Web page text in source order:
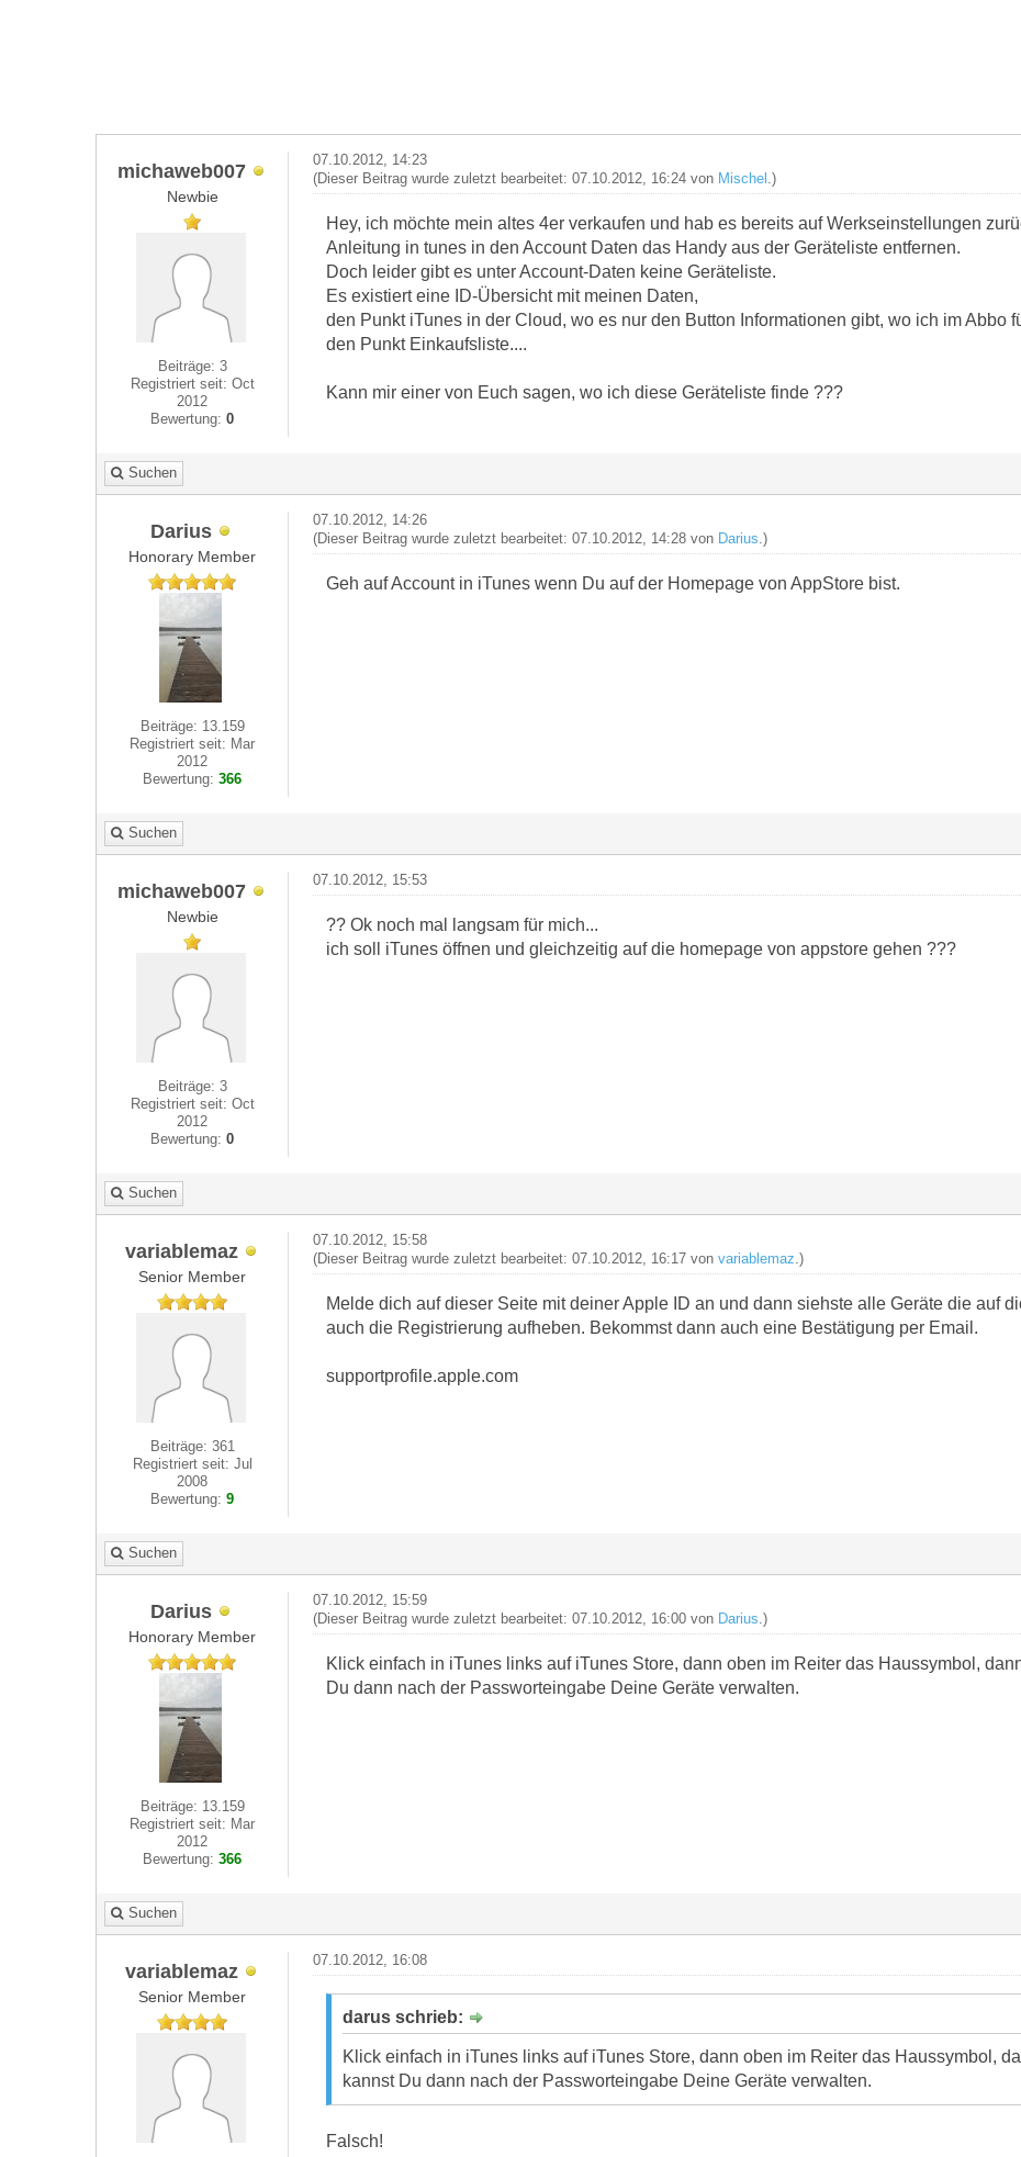
michaweb007
Newbie
Beiträge: 3
Registriert seit: Oct
2012
Bewertung:0
07.10.2012, 14:23
(Dieser Beitrag wurde zuletzt bearbeitet: 07.10.2012, 16:24 von Mischel .)
Hey, ich möchte mein altes 4er verkaufen und hab es bereits auf Werkseinstellungen
Anleitung in tunes in den Account Daten das Handy aus der Geräteliste entfernen.
Doch leider gibt es unter Account-Daten keine Geräteliste.
Es existiert eine ID-Übersicht mit meinen Daten,
den Punkt iTunes in der Cloud, wo es nur den Button Informationen gibt, wo ich im Abbo
den Punkt Einkaufsliste....
Kann mir einer von Euch sagen, wo ich diese Geräteliste finde ???
Suchen
Darius
Honorary Member
Beiträge: 13.159
Registriert seit: Mar
2012
Bewertung:366
07.10.2012, 14:26
(Dieser Beitrag wurde zuletzt bearbeitet: 07.10.2012, 14:28 von Darius .)
Geh auf Account in iTunes wenn Du auf der Homepage von AppStore bist.
Suchen
michaweb007
Newbie
Beiträge: 3
Registriert seit: Oct
2012
Bewertung:0
07.10.2012, 15:53
?? Ok noch mal langsam für mich...
ich soll iTunes öffnen und gleichzeitig auf die homepage von appstore gehen ???
Suchen
variablemaz
Senior Member
Beiträge: 361
Registriert seit: Jul
2008
Bewertung:9
07.10.2012, 15:58
(Dieser Beitrag wurde zuletzt bearbeitet: 07.10.2012, 16:17 von variablemaz .)
Melde dich auf dieser Seite mit deiner Apple ID an und dann siehste alle Geräte die auf
auch die Registrierung aufheben. Bekommst dann auch eine Bestätigung per Email.
supportprofile.apple.com
Suchen
Darius
Honorary Member
Beiträge: 13.159
Registriert seit: Mar
2012
Bewertung:366
07.10.2012, 15:59
(Dieser Beitrag wurde zuletzt bearbeitet: 07.10.2012, 16:00 von Darius .)
Klick einfach in iTunes links auf iTunes Store, dann oben im Reiter das Haussymbol,
Du dann nach der Passworteingabe Deine Geräte verwalten.
Suchen
variablemaz
Senior Member
07.10.2012, 16:08
darus schrieb:
Klick einfach in iTunes links auf iTunes Store, dann oben im Reiter das Haussymbol,
kannst Du dann nach der Passworteingabe Deine Geräte verwalten.
Falsch!